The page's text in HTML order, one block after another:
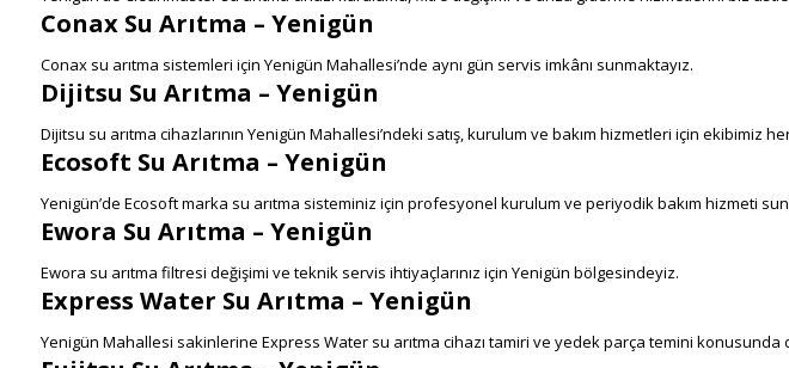
Conax Su Arıtma – Yenigün
Conax su arıtma sistemleri için Yenigün Mahallesi’nde aynı gün servis imkânı sunmaktayız.
Dijitsu Su Arıtma – Yenigün
Dijitsu su arıtma cihazlarının Yenigün Mahallesi’ndeki satış, kurulum ve bakım hizmetleri için ekibimiz
Ecosoft Su Arıtma – Yenigün
Yenigün’de Ecosoft marka su arıtma sisteminiz için profesyonel kurulum ve periyodik bakım hizmeti
Ewora Su Arıtma – Yenigün
Ewora su arıtma filtresi değişimi ve teknik servis ihtiyaçlarınız için Yenigün bölgesindeyiz.
Express Water Su Arıtma – Yenigün
Yenigün Mahallesi sakinlerine Express Water su arıtma cihazı tamiri ve yedek parça temini